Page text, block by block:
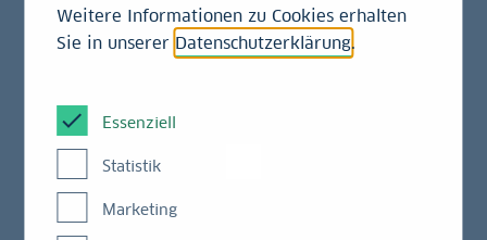
2024
2023
Weitere Informationen zu Cookies erhalten
Sie in unserer Datenschutzerklärung.
Essenziell
Statistik
Marketing